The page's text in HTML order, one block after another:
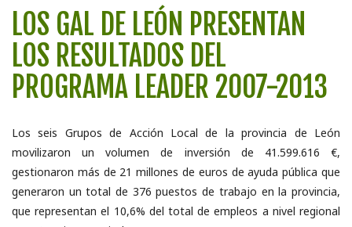
LOS GAL DE LEÓN PRESENTAN
LOS RESULTADOS DEL
PROGRAMA LEADER 2007-2013
Los seis Grupos de Acción Local de la provincia de León
movilizaron un volumen de inversión de 41.599.616 €,
gestionaron más de 21 millones de euros de ayuda pública que
generaron un total de 376 puestos de trabajo en la provincia,
que representan el 10,6% del total de empleos a nivel regional